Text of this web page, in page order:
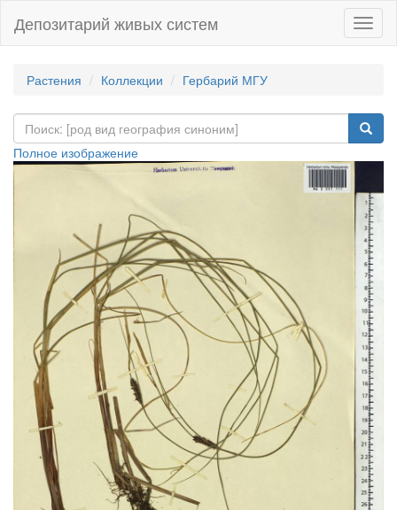
Депозитарий живых систем
Растения Коллекции Гербарий МГУ
Полное изображение